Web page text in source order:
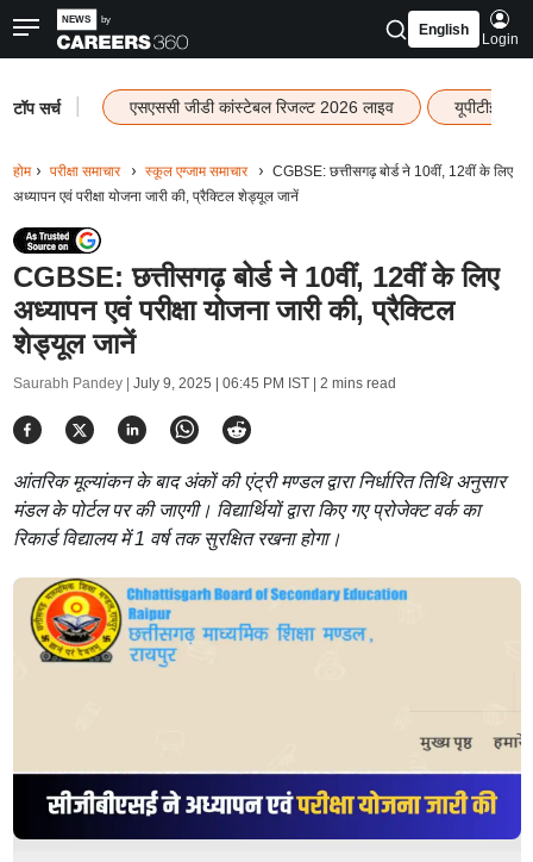
English
Login
टॉप सर्च एसएससी जीडी कांस्टेबल रिजल्ट 2026 लाइव यूपीटीईटी
होम परीक्षा समाचार स्कूल एग्जाम समाचार
CGBSE: छत्तीसगढ़ बोर्ड ने 10वीं, 12वीं के लिए
अध्यापन एवं परीक्षा योजना जारी की, प्रैक्टिल शेड्यूल जानें
CGBSE: छत्तीसगढ़ बोर्ड ने 10वीं, 12वीं के लिए
अध्यापन एवं परीक्षा योजना जारी की, प्रैक्टिल
शेड्यूल जानें
Saurabh Pandey | July 9, 2025 | 06:45 PM IST| 2 mins read
आंतरिक मूल्यांकन के बाद अंकों की एंट्री मण्डल द्वारा निर्धारित तिथि अनुसार
मंडल के पोर्टल पर की जाएगी। विद्यार्थियों द्वारा किए गए प्रोजेक्ट वर्क का
रिकार्ड विद्यालय में 1 वर्ष तक सुरक्षित रखना होगा।